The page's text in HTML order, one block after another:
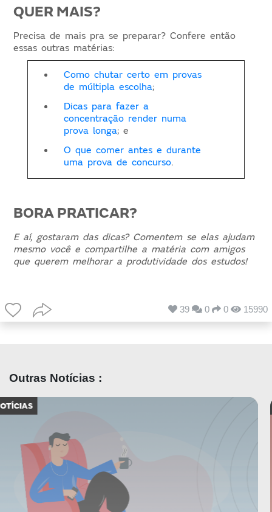
QUER MAIS?
Precisa de mais pra se preparar? Confere então
essas outras matérias:
Como chutar certo em provas
de múltipla escolha;
Dicas para fazer a
concentração render numa
prova longa; e
O que comer antes e durante
uma prova de concurso.
BORA PRATICAR?
E aí, gostaram das dicas? Comentem se elas ajudam
mesmo você e compartilhe a matéria com amigos
que querem melhorar a produtividade dos estudos!
39 0 0 15990
Outras Notícias :